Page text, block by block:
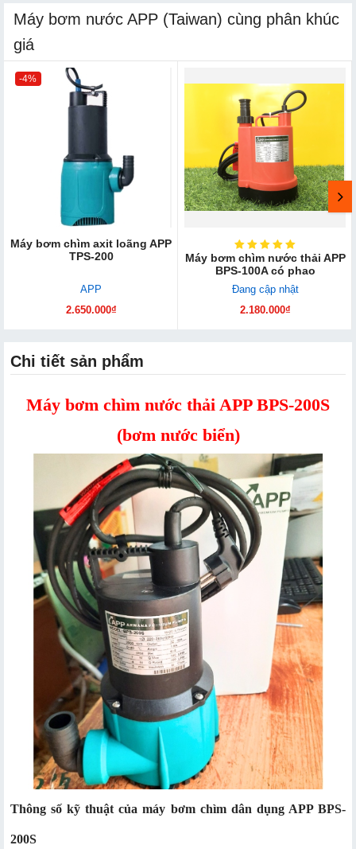
Máy bơm nước APP (Taiwan) cùng phân khúc
giá
-4%
Máy bơm chìm axit loãng APP
TPS-200
APP
2.650.000₫
Máy bơm chìm nước thải APP
BPS-100A có phao
Đang cập nhật
2.180.000₫
Chi tiết sản phẩm
Máy bơm chìm nước thải APP BPS-200S
(bơm nước biển)
Thông số kỹ thuật của máy bơm chìm dân dụng APP BPS-
200S